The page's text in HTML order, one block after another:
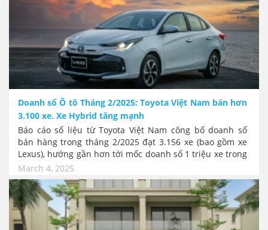
Doanh số Ô tô Tháng 2/2025: Toyota Việt Nam bán hơn
3.100 xe. Xe Hybrid tăng mạnh
Báo cáo số liệu từ Toyota Việt Nam công bố doanh số
bán hàng trong tháng 2/2025 đạt 3.156 xe (bao gồm xe
Lexus), hướng gần hơn tới mốc doanh số 1 triệu xe trong
năm 2025 – kỉ niệm 30 năm Toyota có mặt tại Việt Nam.
Đặc biệt doanh số xe Hybrid đạt 462 xe, bằng 227% so
với cùng kỳ năm trước.
March 4, 2025